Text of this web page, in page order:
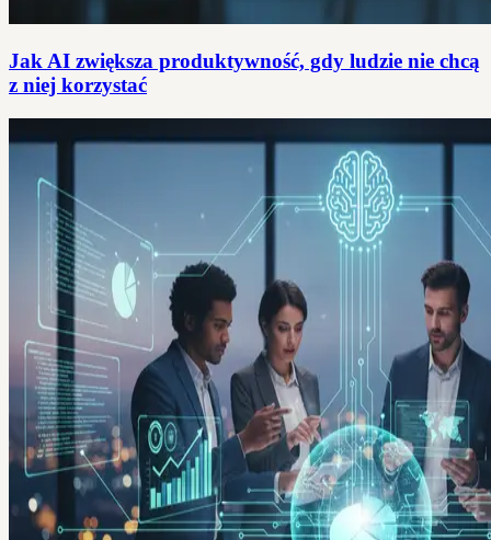
Jak AI zwiększa produktywność, gdy ludzie nie chcą
z niej korzystać